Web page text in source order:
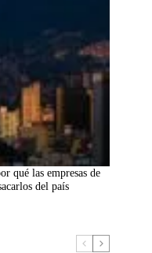
qué las empresas de
del país